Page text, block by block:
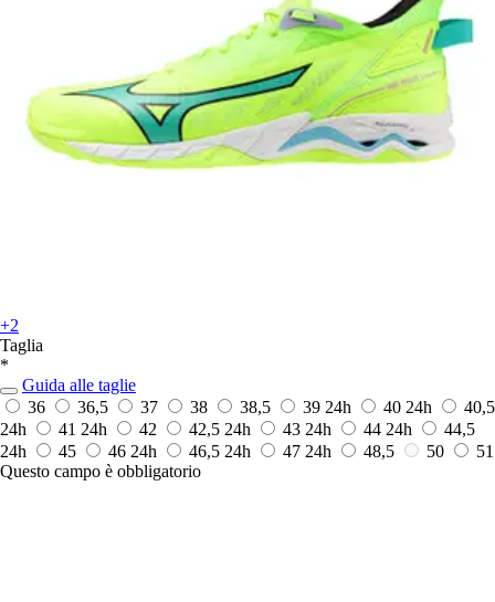
+2
Taglia
*
Guida alle taglie
36
36,5 37 38 38,5 39 24h 40 24h
40,5
24h
41 24h 42 42,5 24h 43 24h 44 24h
44,5
24h
45 46 24h 46,5 24h 47 24h 48,5 50
51
Questo campo è obbligatorio